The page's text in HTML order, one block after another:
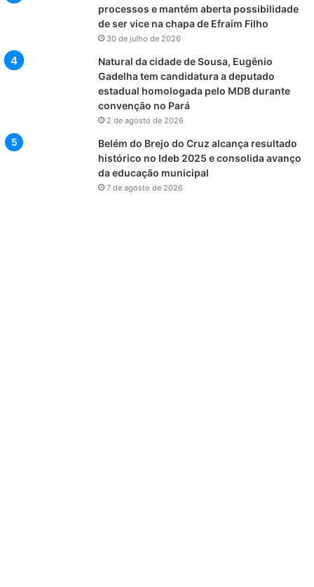
processos e mantém aberta possibilidade
de ser vice na chapa de Efraim Filho
30 de julho de 2026
Natural da cidade de Sousa, Eugênio
Gadelha tem candidatura a deputado
estadual homologada pelo MDB durante
convenção no Pará
2 de agosto de 2026
Belém do Brejo do Cruz alcança resultado
histórico no Ideb 2025 e consolida avanço
da educação municipal
7 de agosto de 2026